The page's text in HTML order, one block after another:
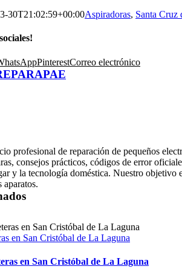
30T21:02:59+00:00Aspiradoras, Santa Cruz
PinterestCorreo electrónico
profesional de reparación de pequeños
consejos prácticos, códigos de error
y la tecnología doméstica. Nuestro objetivo
aparatos.
en San Cristóbal de La Laguna
en San Cristóbal de La Laguna